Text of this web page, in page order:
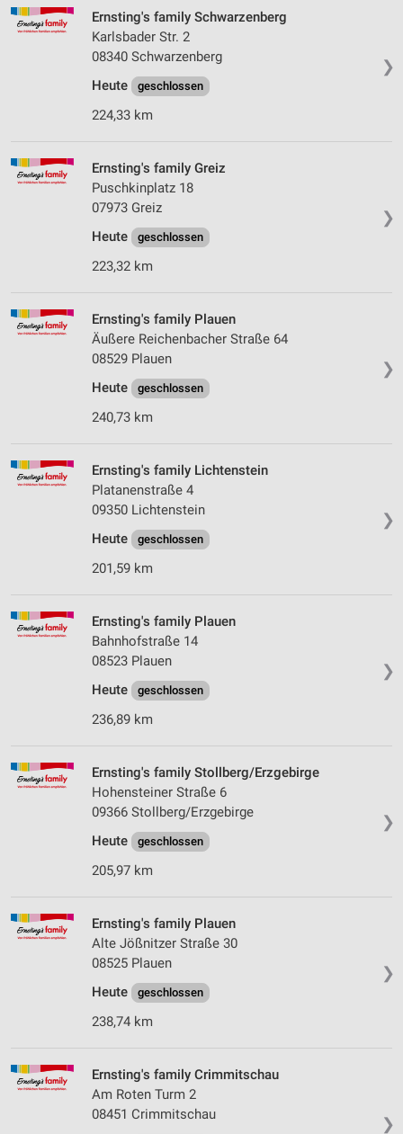
❯
Ernsting's family Schwarzenberg
Karlsbader Str. 2
08340 Schwarzenberg
Heute
geschlossen
224,33 km
❯
Ernsting's family Greiz
Puschkinplatz 18
07973 Greiz
Heute
geschlossen
223,32 km
❯
Ernsting's family Plauen
Äußere Reichenbacher Straße 64
08529 Plauen
Heute
geschlossen
240,73 km
❯
Ernsting's family Lichtenstein
Platanenstraße 4
09350 Lichtenstein
Heute
geschlossen
201,59 km
❯
Ernsting's family Plauen
Bahnhofstraße 14
08523 Plauen
Heute
geschlossen
236,89 km
❯
Ernsting's family Stollberg/Erzgebirge
Hohensteiner Straße 6
09366 Stollberg/Erzgebirge
Heute
geschlossen
205,97 km
❯
Ernsting's family Plauen
Alte Jößnitzer Straße 30
08525 Plauen
Heute
geschlossen
238,74 km
❯
Ernsting's family Crimmitschau
Am Roten Turm 2
08451 Crimmitschau